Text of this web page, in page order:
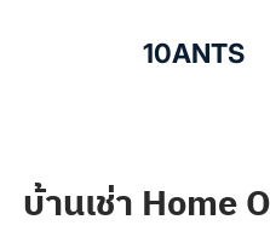
10ANTS
บ้านเช่า Home